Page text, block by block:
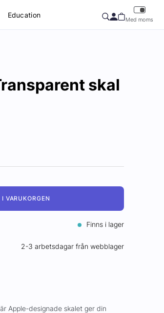
Education
Med moms
skal
I VARUKORGEN
Finns i lager
2-3 arbetsdagar från webblager
Apple-designade skalet ger din